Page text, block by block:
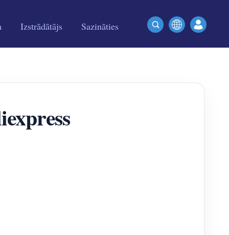
Izstrādātājs Sazināties